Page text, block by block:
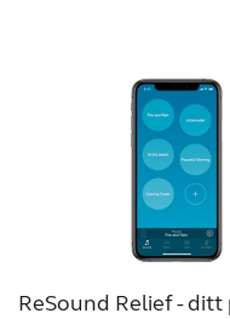
användning.
versionen av
appbutik, inte av
ReSound Relief -